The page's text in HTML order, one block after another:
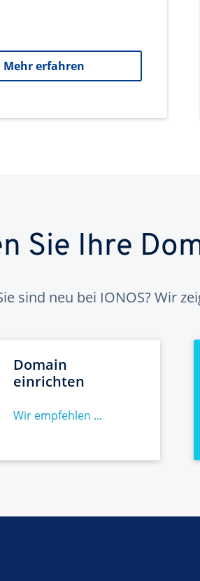
Mehr erfahren
Sie Ihre
sind neu bei IONOS? Wir
Domain
einrichten
Wir empfehlen ...